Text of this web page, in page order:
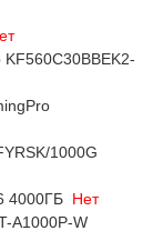
1000G
4000ГБ Нет
A1000P-W